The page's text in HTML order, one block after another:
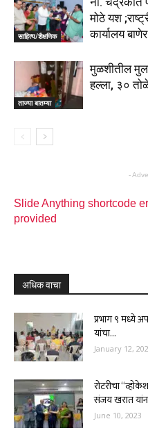
साहित्य/शैक्षणिक
मोठे यश
कार्यालय
ताज्या बातम्या
मुळशीतील
हल्ला, ३०
-
Slide Anything shortcode
provided
अधिक वाचा
प्रभाग ९ मध्ये
यांचा...
January 12,
रोटरीचा
संजय खरात
June 10, 2023